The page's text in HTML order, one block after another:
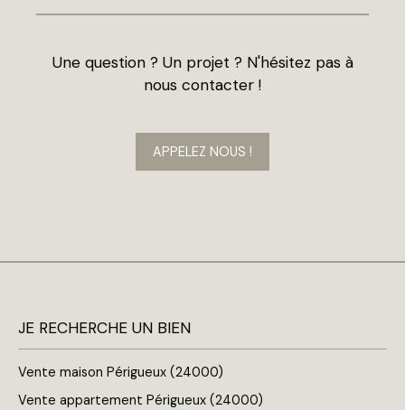
Une question ? Un projet ? N'hésitez pas à
nous contacter !
APPELEZ NOUS !
JE RECHERCHE UN BIEN
Vente maison Périgueux (24000)
Vente appartement Périgueux (24000)